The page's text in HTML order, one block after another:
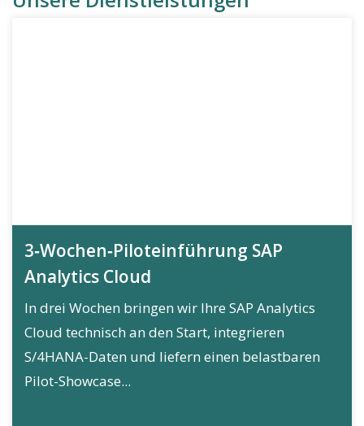
3‑Wochen‑Piloteinführung SAP
Analytics Cloud
In drei Wochen bringen wir Ihre SAP Analytics
Cloud technisch an den Start, integrieren
S/4HANA-Daten und liefern einen belastbaren
Pilot-Showcase...